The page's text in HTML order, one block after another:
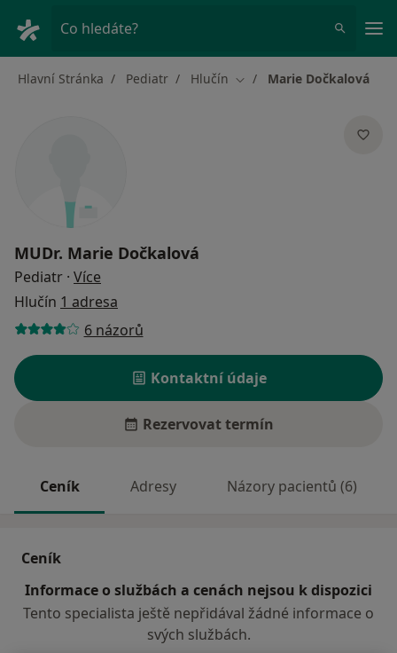
Co hledáte?
Hlavní Stránka Pediatr Hlučín Změna města
Marie Dočkalová
MUDr. Marie Dočkalová
Pediatr · Více
Hlučín 1 adresa
6 názorů
Kontaktní údaje
Rezervovat termín
Ceník Adresy Názory pacientů (6)
Ceník
Informace o službách a cenách nejsou k dispozici
Tento specialista ještě nepřidával žádné informace o
svých službách.